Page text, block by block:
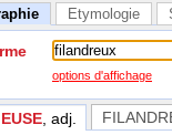
Etymologie
options d'affichage
, adj.